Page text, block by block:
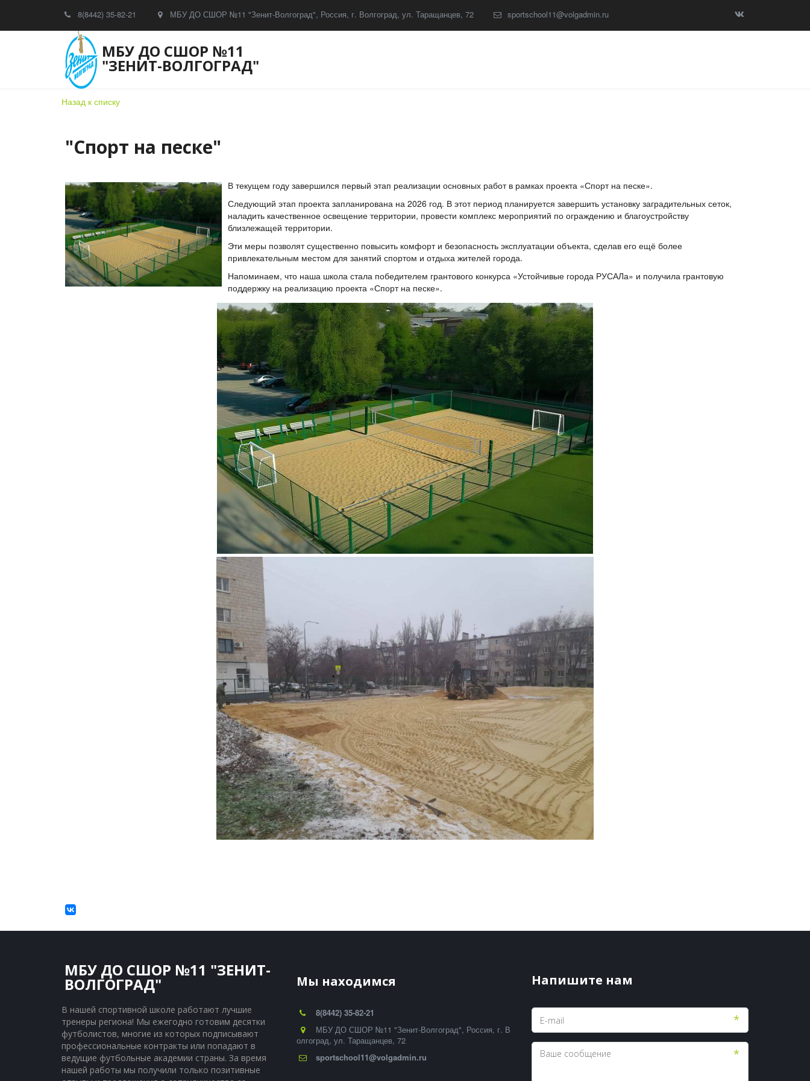
8(8442) 35-82-21 МБУ ДО СШОР №11 "Зенит-Волгоград", Россия, г. Волгоград, ул. Таращанцев, 72 sportschool11@volgadmin.ru
МБУ ДО СШОР №11
"ЗЕНИТ-ВОЛГОГРАД"
Назад к списку
"Спорт на песке"
В текущем году завершился первый этап реализации основных работ в рамках проекта «Спорт на песке».
Следующий этап проекта запланирована на 2026 год. В этот период планируется завершить установку заградительных сеток,
наладить качественное освещение территории, провести комплекс мероприятий по ограждению и благоустройству
близлежащей территории.
Эти меры позволят существенно повысить комфорт и безопасность эксплуатации объекта, сделав его ещё более
привлекательным местом для занятий спортом и отдыха жителей города.
Напоминаем, что наша школа стала победителем грантового конкурса «Устойчивые города РУСАЛа» и получила грантовую
поддержку на реализацию проекта «Спорт на песке».
МБУ ДО СШОР №11 "ЗЕНИТ-
ВОЛГОГРАД"
В нашей спортивной школе работают лучшие
тренеры региона! Мы ежегодно готовим десятки
футболистов, многие из которых подписывают
профессиональные контракты или попадают в
ведущие футбольные академии страны. За время
нашей работы мы получили только позитивные
Мы находимся
8(8442) 35-82-21
МБУ ДО СШОР №11 "Зенит-Волгоград", Россия, г. В
олгоград, ул. Таращанцев, 72
sportschool11@volgadmin.ru
Напишите нам
*
*